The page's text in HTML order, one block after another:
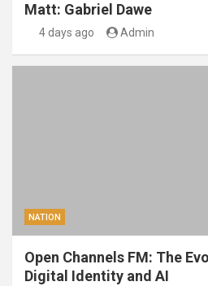
Matt: Gabriel Dawe
4 days ago Admin
NATION
Open Channels FM: The
Digital Identity and AI